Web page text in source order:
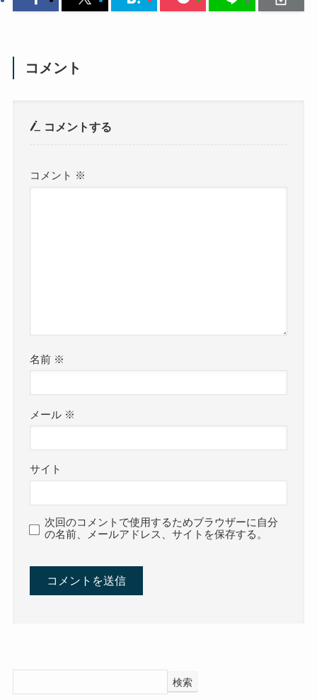
コメント
コメントする
コメント ※
名前 ※
メール ※
サイト
次回のコメントで使用するためブラウザーに自分
の名前、メールアドレス、サイトを保存する。
検索